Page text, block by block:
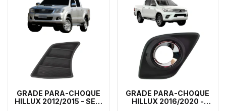
GRADE PARA-CHOQUE
HILLUX 2012/2015 - SEM
GRADE PARA-CHOQUE
HILLUX 2016/2020 -